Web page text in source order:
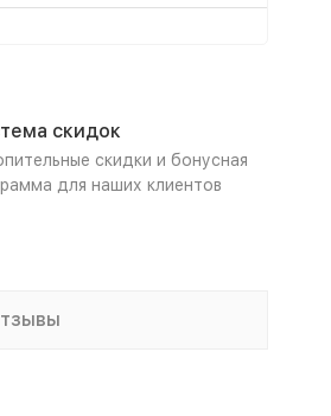
скидок
скидки и бонусная
для наших клиентов